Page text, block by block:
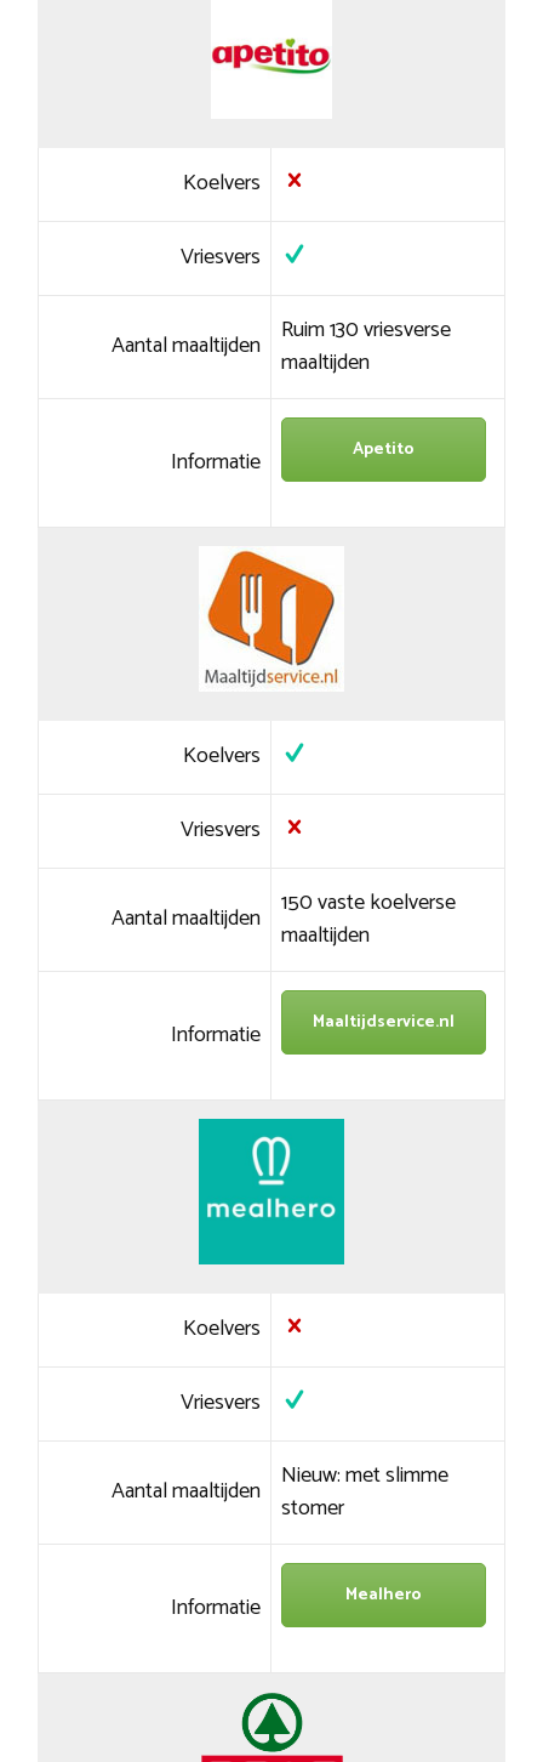
Koelvers
Vriesvers
Aantal maaltijden Ruim 130 vriesverse
maaltijden
Informatie Apetito
Koelvers
Vriesvers
Aantal maaltijden 150 vaste koelverse
maaltijden
Informatie Maaltijdservice.nl
Koelvers
Vriesvers
Aantal maaltijden Nieuw: met slimme
stomer
Informatie Mealhero